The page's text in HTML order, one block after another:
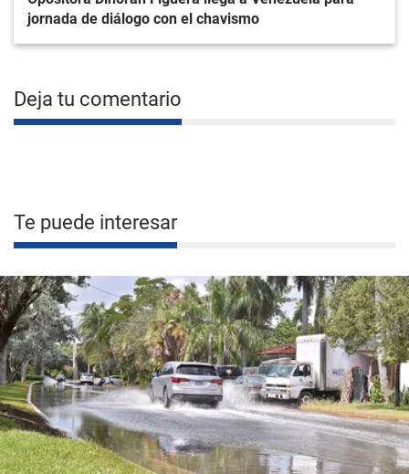
jornada de diálogo con el chavismo
Deja tu comentario
Te puede interesar